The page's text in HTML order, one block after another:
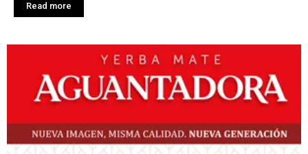
Read more